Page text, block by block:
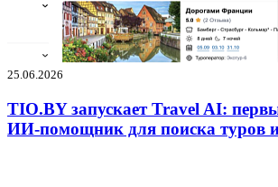
25.06.2026
TIO.BY запускает Travel AI:
ИИ-помощник для поиска туров